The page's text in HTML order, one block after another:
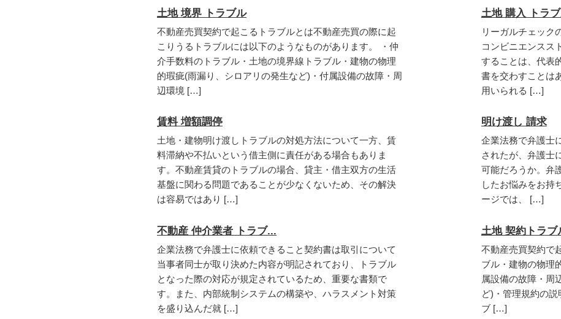
土地 境界 トラブル
不動産売買契約で起こるトラブルとは不動産売買の際に起
こりうるトラブルには以下のようなものがあります。 ・仲
介手数料のトラブル・土地の境界線トラブル・建物の物理
的瑕疵(雨漏り、シロアリの発生など)・付属設備の故障・周
辺環境 […]
土地 購入 トラ
リーガルチェック
コンビニエンスス
することは、代表
書を交わすことは
用いられる […]
賃料 増額調停
土地・建物明け渡しトラブルの対処方法について一方、賃
料滞納や不払いという借主側に責任がある場合もありま
す。不動産賃貸のトラブルの場合、貸主・借主双方の生活
基盤に関わる問題であることが少なくないため、その解決
は容易ではあり […]
明け渡し 請求
企業法務で弁護士
されたが、弁護士
可能だろうか。弁
したお悩みをお持
ージでは、 […]
不動産 仲介業者 トラブ...
企業法務で弁護士に依頼できること契約書は取引について
当事者同士が取り決めた内容が明記されており、トラブル
となった際の対応が規定されているため、重要な書類で
す。また、内部統制システムの構築や、ハラスメント対策
を盛り込んだ就 […]
土地 契約トラブ
不動産売買契約で
ブル・建物の物理
属設備の故障・周
ど)・管理規約の
ブ […]